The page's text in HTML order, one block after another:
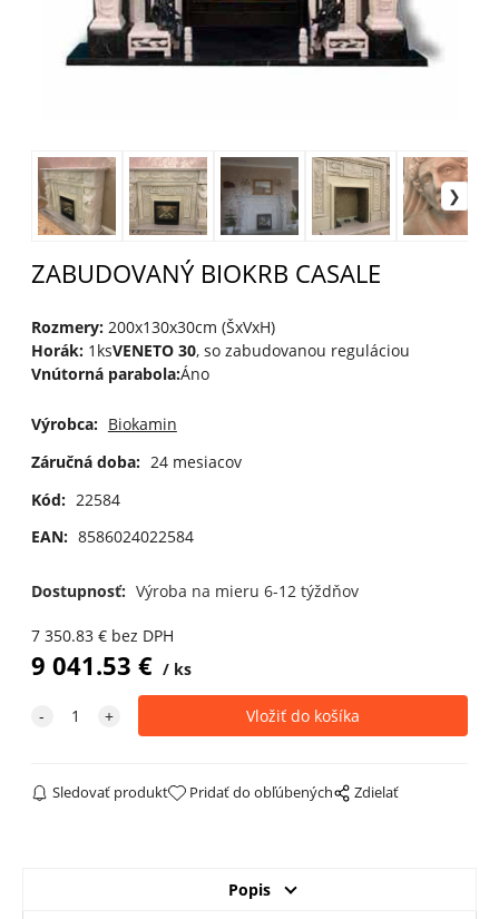
ZABUDOVANÝ BIOKRB CASALE
Rozmery: 200x130x30cm (ŠxVxH)
Horák: 1ksVENETO 30, so zabudovanou reguláciou
Vnútorná parabola:Áno
Výrobca: Biokamin
Záručná doba: 24 mesiacov
Kód: 22584
EAN: 8586024022584
Dostupnosť: Výroba na mieru 6-12 týždňov
7 350.83€ bez DPH
9 041.53 € ks
Sledovať produkt Pridať do obľúbených Zdielať
Popis